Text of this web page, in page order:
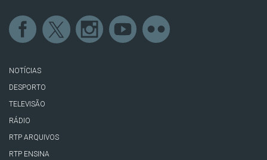
NOTÍCIAS
DESPORTO
TELEVISÃO
RÁDIO
RTP ARQUIVOS
RTP ENSINA